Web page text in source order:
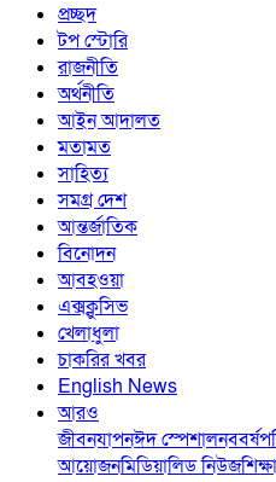
প্রচ্ছদ
টপ স্টোরি
রাজনীতি
অর্থনীতি
আইন আদালত
মতামত
সাহিত্য
সমগ্র দেশ
আন্তর্জাতিক
বিনোদন
আবহওয়া
এক্সক্লুসিভ
খেলাধুলা
চাকরির খবর
English News
আরও
জীবনযাপনঈদ স্পেশালনববর্ষ
আয়োজনমিডিয়ালিড নিউজশিক্ষা